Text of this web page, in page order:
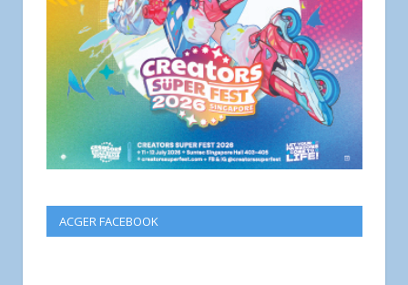
ACGER FACEBOOK